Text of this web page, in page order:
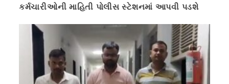
કર્મચારીઓની માહિતી પોલીસ સ્ટેશનમાં આપવી પડશે